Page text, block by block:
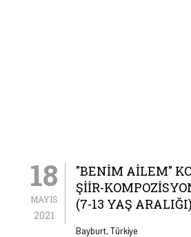
18
MAYIS
2021
"BENIM AILEM"
ŞIIR-
(7-13 YAŞ ARALIĞI)
Bayburt, Türkiye